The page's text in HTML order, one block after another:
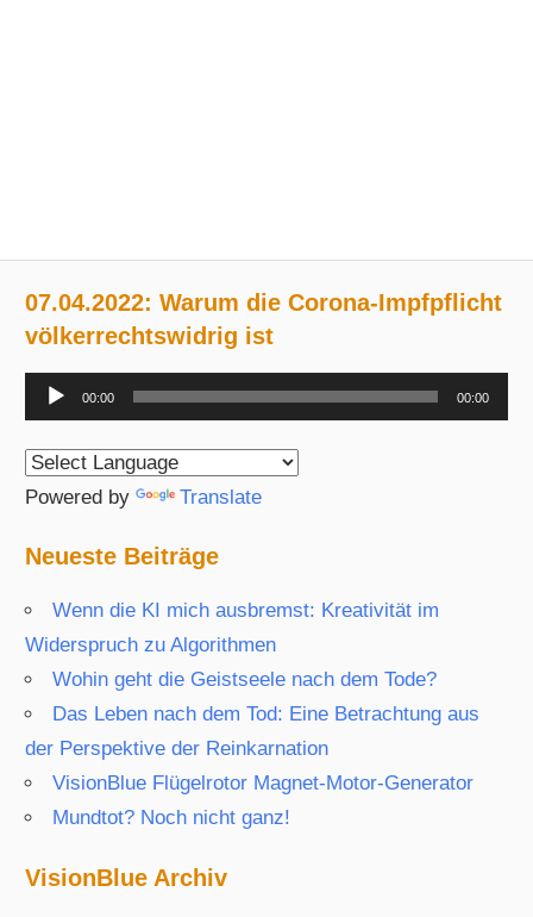
07.04.2022: Warum die Corona-Impfpflicht
völkerrechtswidrig ist
Audio-
Player
00:00 00:00
Powered by Translate
Neueste Beiträge
Wenn die KI mich ausbremst: Kreativität im
Widerspruch zu Algorithmen
Wohin geht die Geistseele nach dem Tode?
Das Leben nach dem Tod: Eine Betrachtung aus
der Perspektive der Reinkarnation
VisionBlue Flügelrotor Magnet-Motor-Generator
Mundtot? Noch nicht ganz!
VisionBlue Archiv